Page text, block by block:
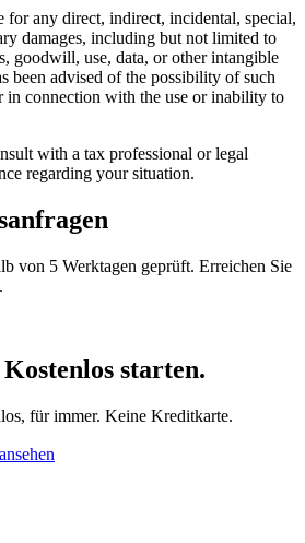
for any direct, indirect, incidental, special,
damages, including but not limited to
goodwill, use, data, or other intangible
been advised of the possibility of such
in connection with the use or inability to
with a tax professional or legal
regarding your situation.
von 5 Werktagen geprüft. Erreichen Sie
starten.
für immer. Keine Kreditkarte.